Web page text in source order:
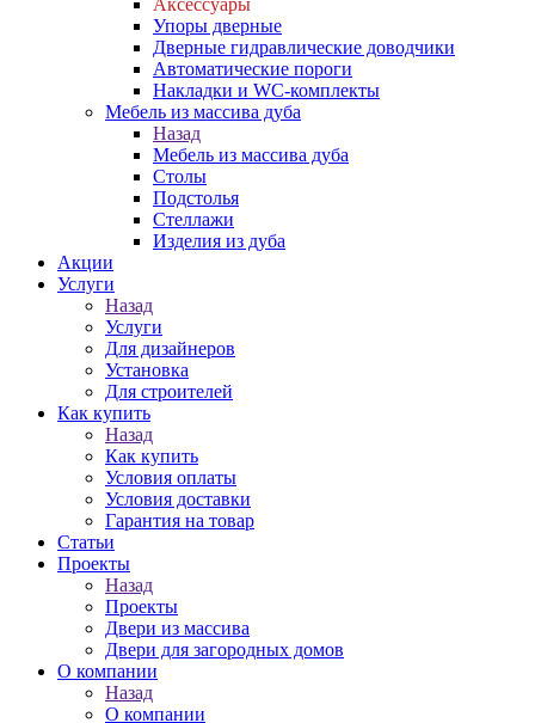
Аксессуары
Упоры дверные
Дверные гидравлические доводчики
Автоматические пороги
Накладки и WC-комплекты
Мебель из массива дуба
Назад
Мебель из массива дуба
Столы
Подстолья
Стеллажи
Изделия из дуба
Акции
Услуги
Назад
Услуги
Для дизайнеров
Установка
Для строителей
Как купить
Назад
Как купить
Условия оплаты
Условия доставки
Гарантия на товар
Статьи
Проекты
Назад
Проекты
Двери из массива
Двери для загородных домов
О компании
Назад
О компании